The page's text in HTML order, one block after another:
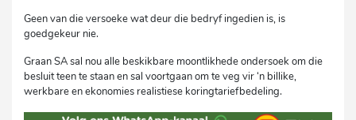
Geen van die versoeke wat deur die bedryf ingedien is, is
goedgekeur nie.
Graan SA sal nou alle beskikbare moontlikhede ondersoek om die
besluit teen te staan en sal voortgaan om te veg vir ‘n billike,
werkbare en ekonomies realistiese koringtariefbedeling.